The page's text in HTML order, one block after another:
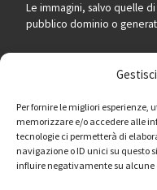
Per fornire le migliori esperienze,
memorizzare e/o accedere alle
tecnologie ci permetterà di
navigazione o ID unici su questo
influire negativamente su
Le immagini, salvo quelle
pubblico dominio o
Pero ogni segnalazione e
soggetti a copyright,